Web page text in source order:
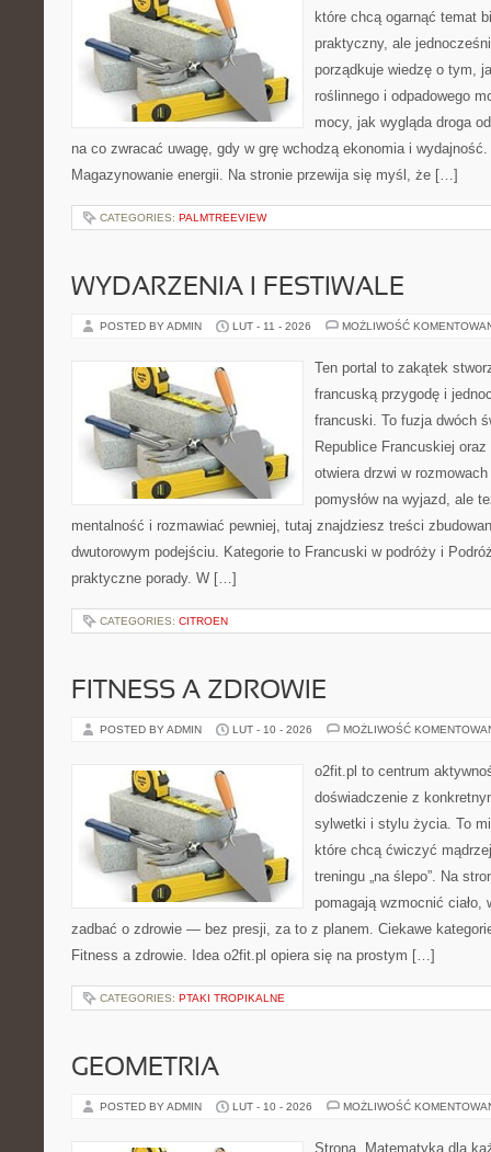
które chcą ogarnąć temat
praktyczny, ale
porządkuje wiedzę o tym,
roślinnego i odpadowego
mocy, jak wygląda droga
na co zwracać uwagę, gdy w grę wchodzą ekonomia i
Magazynowanie energii. Na stronie przewija się myśl, że […]
CATEGORIES: PALMTREEVIEW
WYDARZENIA I FESTIWALE
POSTED BY ADMIN LUT - 11 - 2026 MOŻLIWOŚĆ
Ten portal to zakątek
francuską przygodę i
francuski. To fuzja dwóch
Republice Francuskiej
otwiera drzwi w
pomysłów na wyjazd, ale
mentalność i rozmawiać pewniej, tutaj znajdziesz treści
dwutorowym podejściu. Kategorie to Francuski w podróży i
praktyczne porady. W […]
CATEGORIES: CITROEN
FITNESS A ZDROWIE
POSTED BY ADMIN LUT - 10 - 2026 MOŻLIWOŚĆ
o2fit.pl to centrum
doświadczenie z
sylwetki i stylu życia. To
które chcą ćwiczyć
treningu „na ślepo”. Na
pomagają wzmocnić
zadbać o zdrowie — bez presji, za to z planem. Ciekawe
Fitness a zdrowie. Idea o2fit.pl opiera się na prostym […]
CATEGORIES: PTAKI TROPIKALNE
GEOMETRIA
POSTED BY ADMIN LUT - 10 - 2026 MOŻLIWOŚĆ
Strona „Matematyka dla